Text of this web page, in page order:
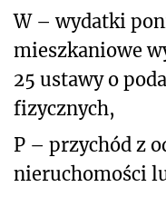
W – wydatki
mieszkaniowe
25 ustawy o
fizycznych,
P – przychód z
nieruchomości